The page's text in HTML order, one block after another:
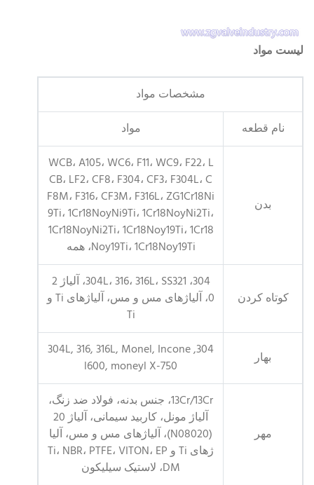
لیست مواد
مشخصات مواد
نام قطعه
مواد
بدن
WCB، A105، WC6، F11، WC9، F22، L
CB، LF2، CF8، F304، CF3، F304L، C
F8M، F316، CF3M، F316L، ZG1Cr18Ni
9Ti، 1Cr18NoyNi9Ti، 1Cr18NoyNi2Ti،
1Cr18NoyNi2Ti، 1Cr18Noy19Ti، 1Cr18
Noy19Ti، 1Cr18Noy19Ti، همه
کوتاه کردن
304، 304L، 316، 316L، SS321، آلیاژ 2
0، آلیاژهای مس و مس، آلیاژهای Ti و
Ti
بهار
304, 304L, 316, 316L, Monel, Incone
l600, moneyl X-750
مهر
13Cr/13Cr، جنس بدنه، فولاد ضد زنگ،
آلیاژ مونل، کاربید سیمانی، آلیاژ 20
(N08020)، آلیاژهای مس و مس، آلیا
ژهای Ti و Ti، NBR، PTFE، VITON، EP
DM، لاستیک سیلیکون